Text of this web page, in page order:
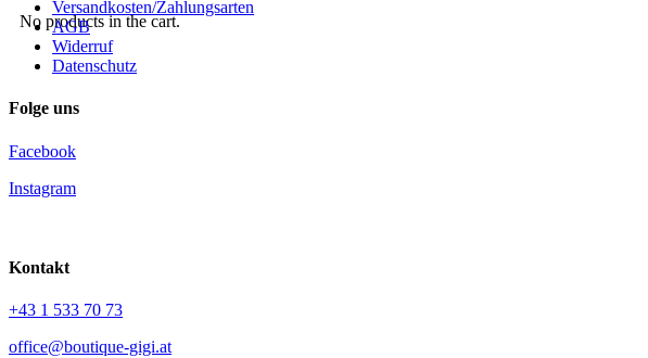
No products in the cart.
Versandkosten/Zahlungsarten
AGB
Widerruf
Datenschutz
Folge uns
Facebook
Instagram
Kontakt
+43 1 533 70 73
office@boutique-gigi.at